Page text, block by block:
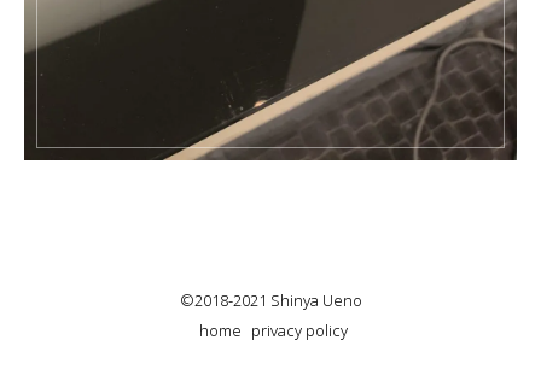
©2018-2021 Shinya Ueno
home privacy policy